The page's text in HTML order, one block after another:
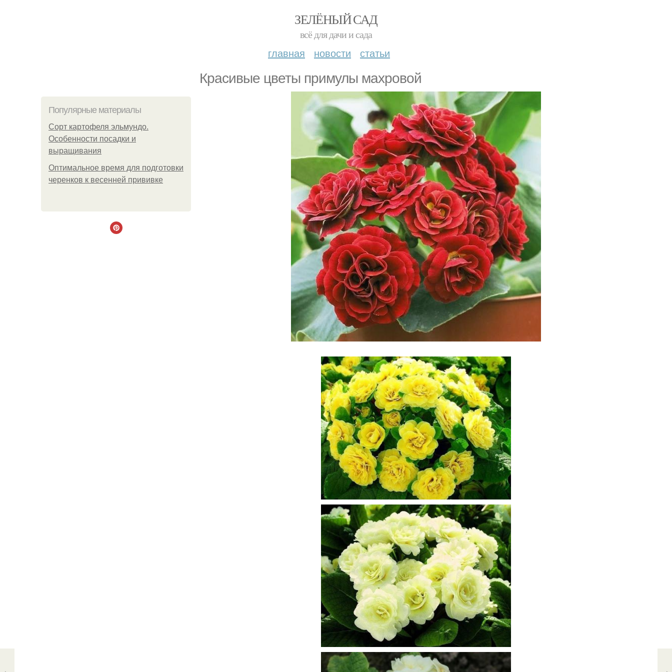
ЗЕЛЁНЫЙ САД
всё для дачи и сада
главная новости статьи
Красивые цветы примулы махровой
Популярные материалы
Сорт картофеля эльмундо.
Особенности посадки и
выращивания
Оптимальное время для подготовки
черенков к весенней прививке